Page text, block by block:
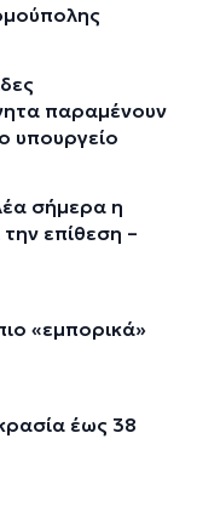
παραμένουν
υπουργείο
σήμερα η
επίθεση –
«εμπορικά»
έως 38